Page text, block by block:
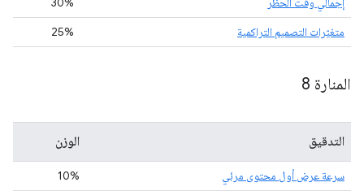
متغيّرات التصميم التراكمية
25%
المنارة 8
التدقيق الوزن
سرعة عرض أول محتوى مرئي
10%